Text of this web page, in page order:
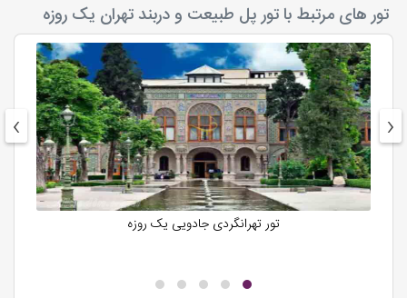
تور های مرتبط با تور پل طبیعت و دربند تهران یک روزه
تور تهرانگردی جادویی یک روزه
‹
›